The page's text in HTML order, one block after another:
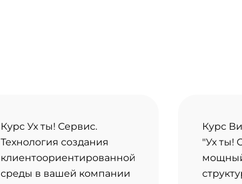
Курс Ух ты! Сервис.
Технология создания
клиентоориентированной
среды в вашей компании
Курс
"Ух ты!